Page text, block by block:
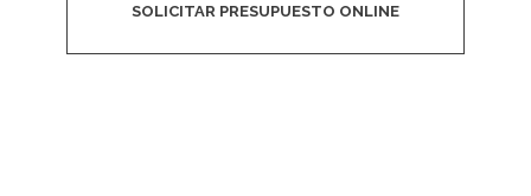
SOLICITAR PRESUPUESTO ONLINE